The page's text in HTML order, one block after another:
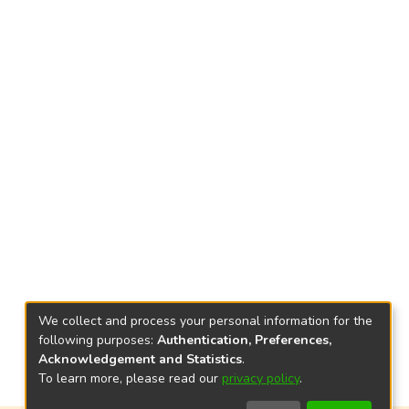
We collect and process your personal information for the
following purposes: Authentication, Preferences,
Acknowledgement and Statistics.
To learn more, please read our privacy policy.